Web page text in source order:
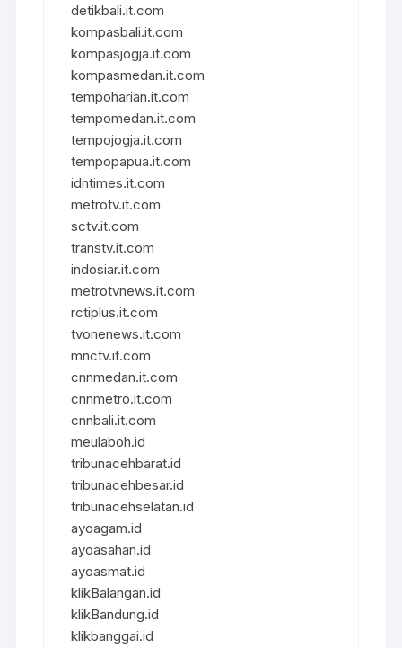
detikbali.it.com
kompasbali.it.com
kompasjogja.it.com
kompasmedan.it.com
tempoharian.it.com
tempomedan.it.com
tempojogja.it.com
tempopapua.it.com
idntimes.it.com
metrotv.it.com
sctv.it.com
transtv.it.com
indosiar.it.com
metrotvnews.it.com
rctiplus.it.com
tvonenews.it.com
mnctv.it.com
cnnmedan.it.com
cnnmetro.it.com
cnnbali.it.com
meulaboh.id
tribunacehbarat.id
tribunacehbesar.id
tribunacehselatan.id
ayoagam.id
ayoasahan.id
ayoasmat.id
klikBalangan.id
klikBandung.id
klikbanggai.id